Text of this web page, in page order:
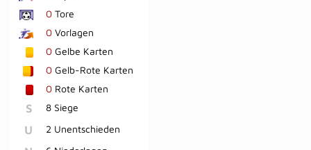
0 Tore
0 Vorlagen
0 Gelbe Karten
0 Gelb-Rote Karten
0 Rote Karten
S 8 Siege
U 2 Unentschieden